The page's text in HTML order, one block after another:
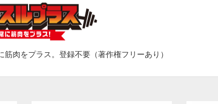
肉をプラス。登録不要（著作権フリーあり）